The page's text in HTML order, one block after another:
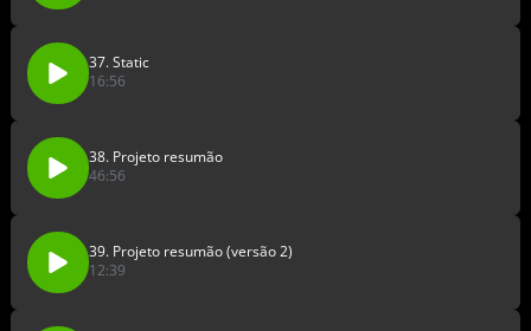
37. Static
16:56
38. Projeto resumão
46:56
39. Projeto resumão (versão 2)
12:39